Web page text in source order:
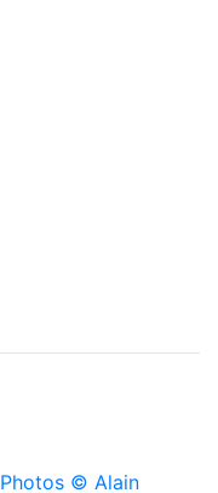
Photos © Alain